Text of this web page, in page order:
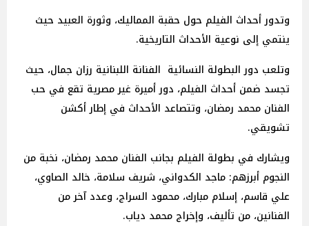
وتدور أحداث الفيلم حول حقبة المماليك، وثورة العبيد حيث
ينتمي إلى نوعية الأحداث التاريخية.
وتلعب دور البطولة النسائية الفنانة اللبنانية رزان جمال، حيث
تجسد ضمن أحداث الفيلم، دور أميرة غير مصرية تقع في حب
الفنان محمد رمضان، وتتصاعد الأحداث في إطار أكشن
تشويقي.
ويشارك في بطولة الفيلم بجانب الفنان محمد رمضان، نخبة من
النجوم أبرزهم: ماجد الكدواني، شريف سلامة، خالد الصاوي،
علي قاسم، إسلام مبارك، محمود السراج، وعدد آخر من
الفنانين، من تأليف، وإخراج محمد دياب.